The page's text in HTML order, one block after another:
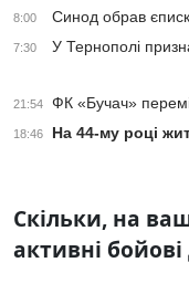
8:00 Синод обрав
7:30 У Тернополі
21:54 ФК «Бучач»
18:46 На 44-му році
Скільки, на
активні бойові